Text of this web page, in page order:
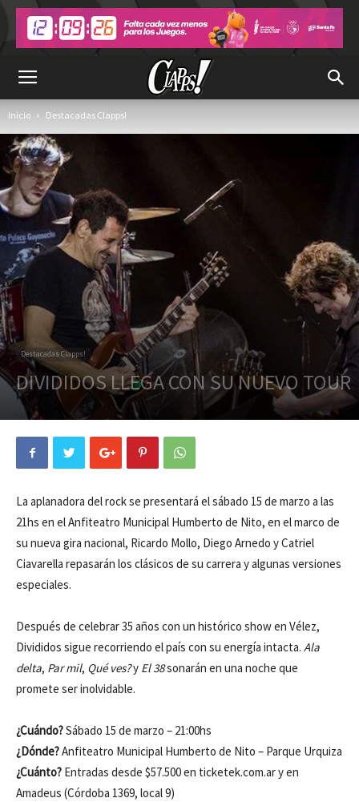
Inicio Destacadas Clapps!
Destacadas Clapps!
DIVIDIDOS LLEGA CON SU NUEVO TOUR
La aplanadora del rock se presentará el sábado 15 de marzo a las
21hs en el Anfiteatro Municipal Humberto de Nito, en el marco de
su nueva gira nacional, Ricardo Mollo, Diego Arnedo y Catriel
Ciavarella repasarán los clásicos de su carrera y algunas versiones
especiales.
Después de celebrar 35 años con un histórico show en Vélez,
Divididos sigue recorriendo el país con su energía intacta. Ala
delta, Par mil, Qué ves?y El 38sonarán en una noche que
promete ser inolvidable.
¿Cuándo?Sábado 15 de marzo – 21:00hs
¿Dónde?Anfiteatro Municipal Humberto de Nito – Parque Urquiza
¿Cuánto? Entradas desde $57.500 en ticketek.com.ar y en
Amadeus (Córdoba 1369, local 9)